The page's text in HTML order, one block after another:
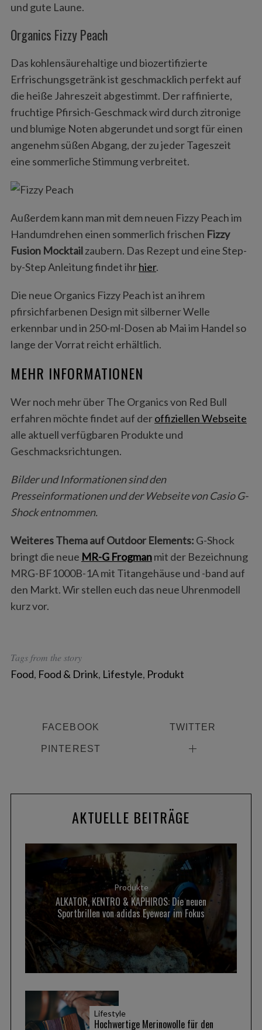
und gute Laune.
Organics Fizzy Peach
Das kohlensäurehaltige und biozertifizierte
Erfrischungsgetränk ist geschmacklich perfekt auf
die heiße Jahreszeit abgestimmt. Der raffinierte,
fruchtige Pfirsich-Geschmack wird durch zitronige
und blumige Noten abgerundet und sorgt für einen
angenehm süßen Abgang, der zu jeder Tageszeit
eine sommerliche Stimmung verbreitet.
Außerdem kann man mit dem neuen Fizzy Peach im
Handumdrehen einen sommerlich frischen Fizzy
Fusion Mocktailzaubern. Das Rezept und eine Step-
by-Step Anleitung findet ihrhier.
Die neue Organics Fizzy Peach ist an ihrem
pfirsichfarbenen Design mit silberner Welle
erkennbar und in 250-ml-Dosen ab Mai im Handel so
lange der Vorrat reicht erhältlich.
MEHR INFORMATIONEN
Wer noch mehr über The Organics von Red Bull
erfahren möchte findet auf deroffiziellen Webseite
alle aktuell verfügbaren Produkte und
Geschmacksrichtungen.
Bilder und Informationen sind den
Presseinformationen und der Webseite von Casio G-
Shock entnommen.
Weiteres Thema auf Outdoor Elements: G-Shock
bringt die neue MR-G Frogmanmit der Bezeichnung
MRG-BF1000B-1A mit Titangehäuse und -band auf
den Markt. Wir stellen euch das neue Uhrenmodell
kurz vor.
Tags from the story
Food, Food & Drink, Lifestyle, Produkt
FACEBOOK TWITTER
PINTEREST
AKTUELLE BEITRÄGE
Produkte
ALKATOR, KENTRO & KAPHIROS: Die neuen
Sportbrillen von adidas Eyewear im Fokus
Lifestyle
Hochwertige Merinowolle für den